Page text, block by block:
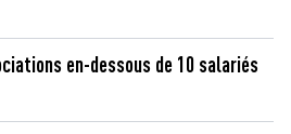
en-dessous de 10 salariés